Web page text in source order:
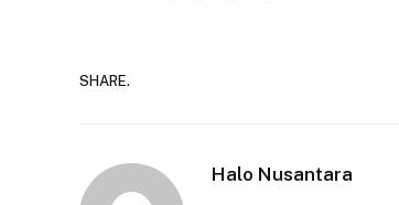
SHARE.
Halo Nusantara